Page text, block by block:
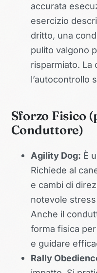
accurata
esercizio
dritto, una
pulito valgono
risparmiato. La
l’autocontrollo
Sforzo Fisico
Conduttore)
Agility Dog: È
Richiede al
e cambi di
notevole
Anche il
forma fisica
e guidare
Rally